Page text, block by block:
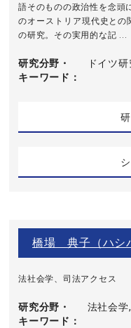
語そのものの政治性を念頭
のオーストリア現代史との
の研究。その実用的な記 ...
研究分野・
キーワード
ドイツ研
橋場 典子（ハシ
法社会学、司法アクセス
研究分野・
キーワード
法社会学